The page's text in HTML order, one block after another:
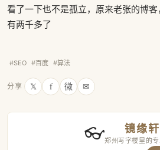
看了一下也不是孤立，原来老张的博
有两千多了
#SEO #百度 #算法
分享 𝕏 f 微 ✉
👓 镜缘轩
郑州写字楼里的